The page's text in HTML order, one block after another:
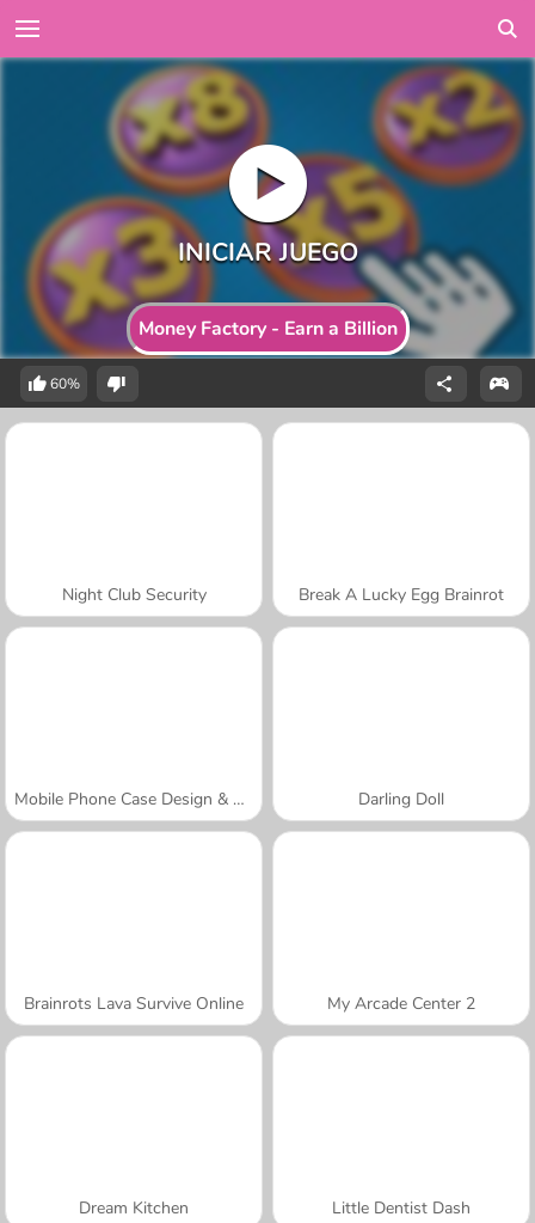
Money Factory - Earn a Billion
60%
Night Club Security Break A Lucky Egg Brainrot
Mobile Phone Case Design & DIY Darling Doll
Brainrots Lava Survive Online My Arcade Center 2
Dream Kitchen Little Dentist Dash